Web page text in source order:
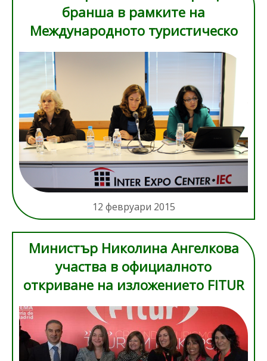
бранша в рамките на
Международното туристическо
изложение „Ваканция и Спа 2015”
8.jpg
12 февруари 2015
Министър Николина Ангелкова
участва в официалното
откриване на изложението FITUR
в Мадрид на 28.01.2015 г.
p2.jpg